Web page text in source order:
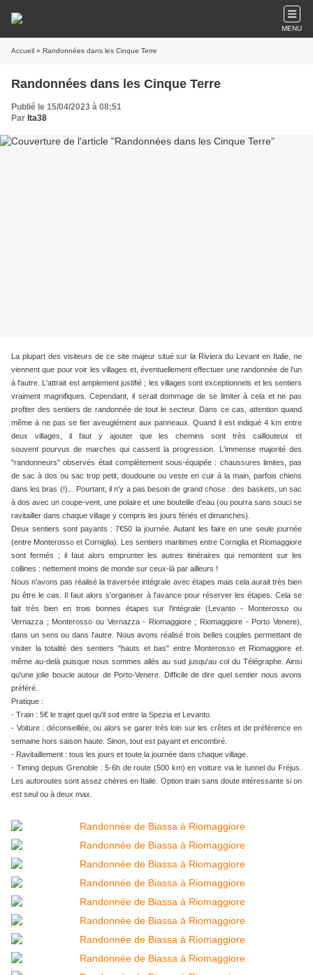
MENU
Accueil » Randonnées dans les Cinque Terre
Randonnées dans les Cinque Terre
Publié le 15/04/2023 à 08:51
Par lta38
La plupart des visiteurs de ce site majeur situé sur la Riviera du Levant en Italie, ne
viennent que pour voir les villages et, éventuellement effectuer une randonnée de l'un
à l'autre. L'attrait est amplement justifié ; les villagessont exceptionnels et les sentiers
vraiment magnifiques. Cependant, il serait dommage de se limiter à cela et ne pas
profiter des sentiers de randonnée de tout le secteur. Dans ce cas, attention quand
même à ne pas se fier aveuglément aux panneaux. Quand il est indiqué 4 km entre
deux villages, il faut y ajouter que les chemins sont très caillouteux et
souvent pourvus de marches qui cassent la progression. L'immense majorité des
"randonneurs" observés était complètement sous-équipée : chaussures limites, pas
de sac à dos ou sac trop petit, doudoune ou veste en cuir à la main, parfois chiens
dans les bras (!)... Pourtant, il n'y a pas besoin de grand chose : des baskets, un sac
à dos avec un coupe-vent, une polaire et une bouteille d'eau (ou pourra sans souci se
ravitailler dans chaque village y compris les jours fériés et dimanches).
Deux sentiers sont payants : 7€50 la journée. Autant les faire en une seule journée
(entre Monterosso et Corniglia). Les sentiers maritimes entre Corniglia et Riomaggiore
sont fermés ; il faut alors emprunter les autres itinéraires qui remontent sur les
collines : nettement moins de monde sur ceux-là par ailleurs !
Nous n'avons pas réalisé la traversée intégrale avec étapes mais cela aurait très bien
pu être le cas. Il faut alors s'organiser à l'avance pour réserver les étapes. Cela se
fait très bien en trois bonnes étapes sur l'intégrale (Levanto - Monterosso ou
Vernazza ; Monterosso ou Vernazza - Riomaggiore ; Riomaggiore - Porto Venere),
dans un sens ou dans l'autre. Nous avons réalisé trois belles couples permettant de
visiter la totalité des sentiers "hauts et bas" entre Monterosso et Riomaggiore et
même au-delà puisque nous sommes allés au sud jusqu'au col du Télégraphe. Ainsi
qu'une jolie boucle autour de Porto-Venere. Difficile de dire quel sentier nous avons
préféré.
Pratique :
- Train : 5€ le trajet quel qu'il soit entre la Spezia et Levanto.
- Voiture : déconseillée, ou alors se garer très loin sur les crêtes et de préférence en
semaine hors saison haute. Sinon, tout est payant et encombré.
- Ravitaillement : tous les jours et toute la journée dans chaque village.
- Timing depuis Grenoble : 5-6h de route (500 km) en voiture via le tunnel du Fréjus.
Les autoroutes sont assez chères en Italie. Option train sans doute intéressante si on
est seul ou à deux max.